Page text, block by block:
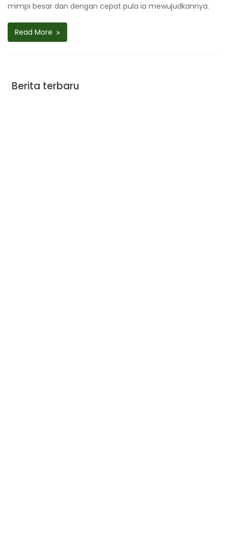
mimpi besar dan dengan cepat pula ia mewujudkannya.
Read More
Berita terbaru